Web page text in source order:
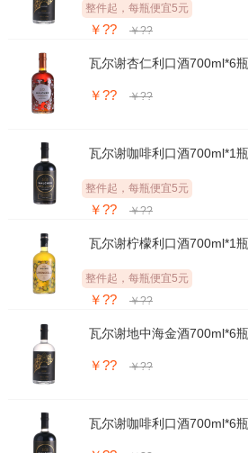
整件起，每瓶便宜5元
￥?? ￥??
瓦尔谢杏仁利口酒700ml*6瓶
￥?? ￥??
瓦尔谢咖啡利口酒700ml*1瓶
整件起，每瓶便宜5元
￥?? ￥??
瓦尔谢柠檬利口酒700ml*1瓶
整件起，每瓶便宜5元
￥?? ￥??
瓦尔谢地中海金酒700ml*6瓶
￥?? ￥??
瓦尔谢咖啡利口酒700ml*6瓶